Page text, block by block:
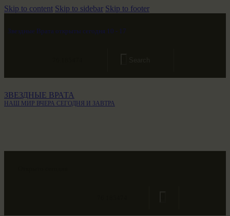
Skip to content Skip to sidebar Skip to footer
Звездные Врата открыты сегодня 10 - 17
ЗВЕЗДНЫЕ ВРАТА
НАШ МИР ВЧЕРА СЕГОДНЯ И ЗАВТРА